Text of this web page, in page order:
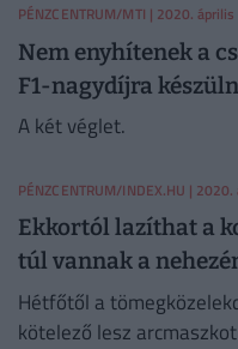
PÉNZCENTRUM/MTI | 2020.
Nem enyhítenek a
F1-nagydíjra
A két véglet.
PÉNZCENTRUM/INDEX.HU | 2020.
Ekkortól lazíthat a
túl vannak a
Hétfőtől a
kötelező lesz